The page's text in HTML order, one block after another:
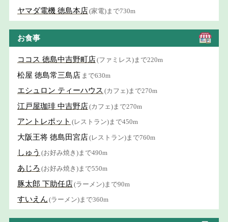
ヤマダ電機 徳島本店(家電)まで730m
お食事
ココス 徳島中吉野町店(ファミレス)まで220m
松屋 徳島常三島店 まで630m
エシュロン ティーハウス (カフェ)まで270m
江戸屋珈琲 中吉野店(カフェ)まで270m
アントレポット (レストラン)まで450m
大阪王将 徳島田宮店(レストラン)まで760m
しゅう (お好み焼き)まで490m
あじろ (お好み焼き)まで550m
豚太郎 下助任店(ラーメン)まで90m
すいえん (ラーメン)まで360m